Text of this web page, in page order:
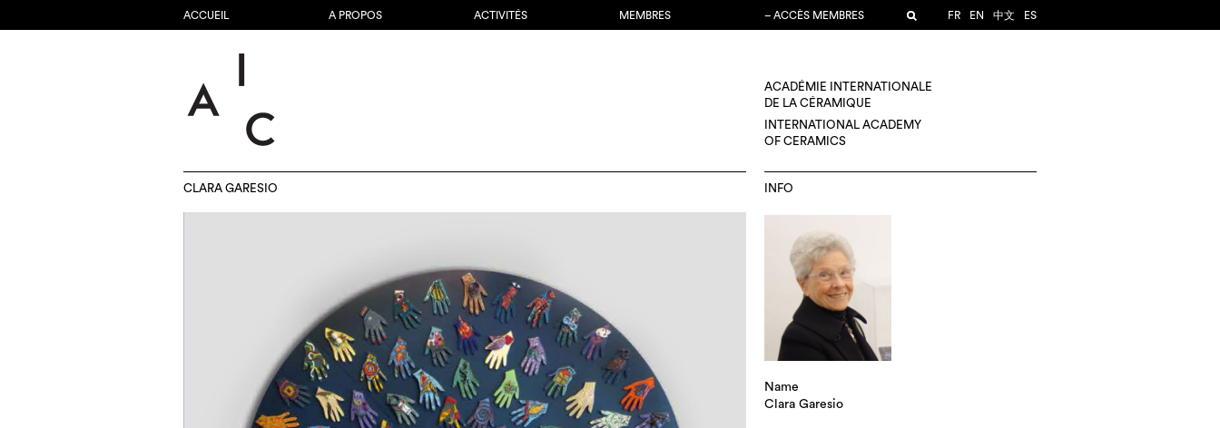
ACCUEIL A PROPOS ACTIVITÉS MEMBRES – ACCÈS MEMBRES FR EN 中文 ES
ACADÉMIE INTERNATIONALE
DE LA CÉRAMIQUE
INTERNATIONAL ACADEMY
OF CERAMICS
CLARA GARESIO INFO
Name
Clara Garesio